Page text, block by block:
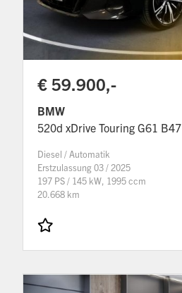
€ 59.900,-
BMW
520d xDrive Touring G61 B47
Diesel / Automatik
Erstzulassung 03 / 2025
197 PS / 145 kW, 1995 ccm
20.668 km